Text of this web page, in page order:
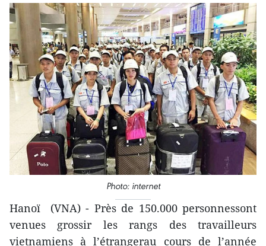
Photo: internet
Hanoï (VNA) - Près de 150.000 personnessont
venues grossir les rangs des travailleurs
vietnamiens à l’étrangerau cours de l’année